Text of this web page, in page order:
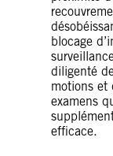
blocage
diligenté
motions et
examens
efficace.